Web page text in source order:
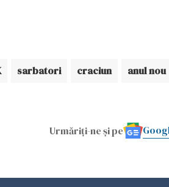
sarbatori craciun anul nou
Urmăriți-ne și pe